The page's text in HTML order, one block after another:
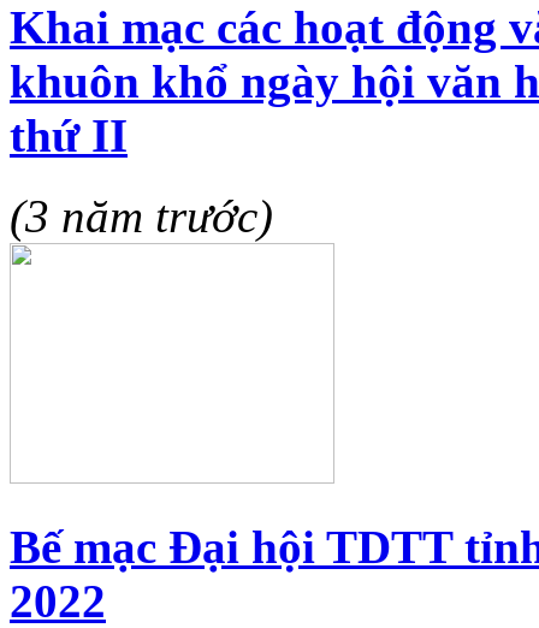
Khai mạc các hoạt động
khuôn khổ ngày hội văn
thứ II
(3 năm trước)
Bế mạc Đại hội TDTT
2022